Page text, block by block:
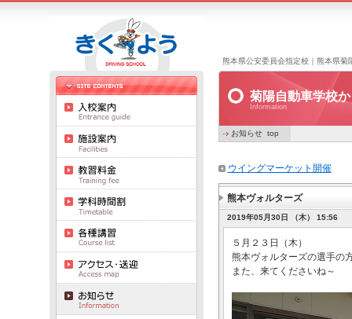
熊本県公安委員会指定校｜熊本県菊
菊陽自動車学校
Information
お知らせ top
ウイングマーケット開催
熊本ヴォルターズ
2019年05月30日 （木） 15:56
５月２３日（木）
熊本ヴォルターズの選手の
また、来てくださいね～